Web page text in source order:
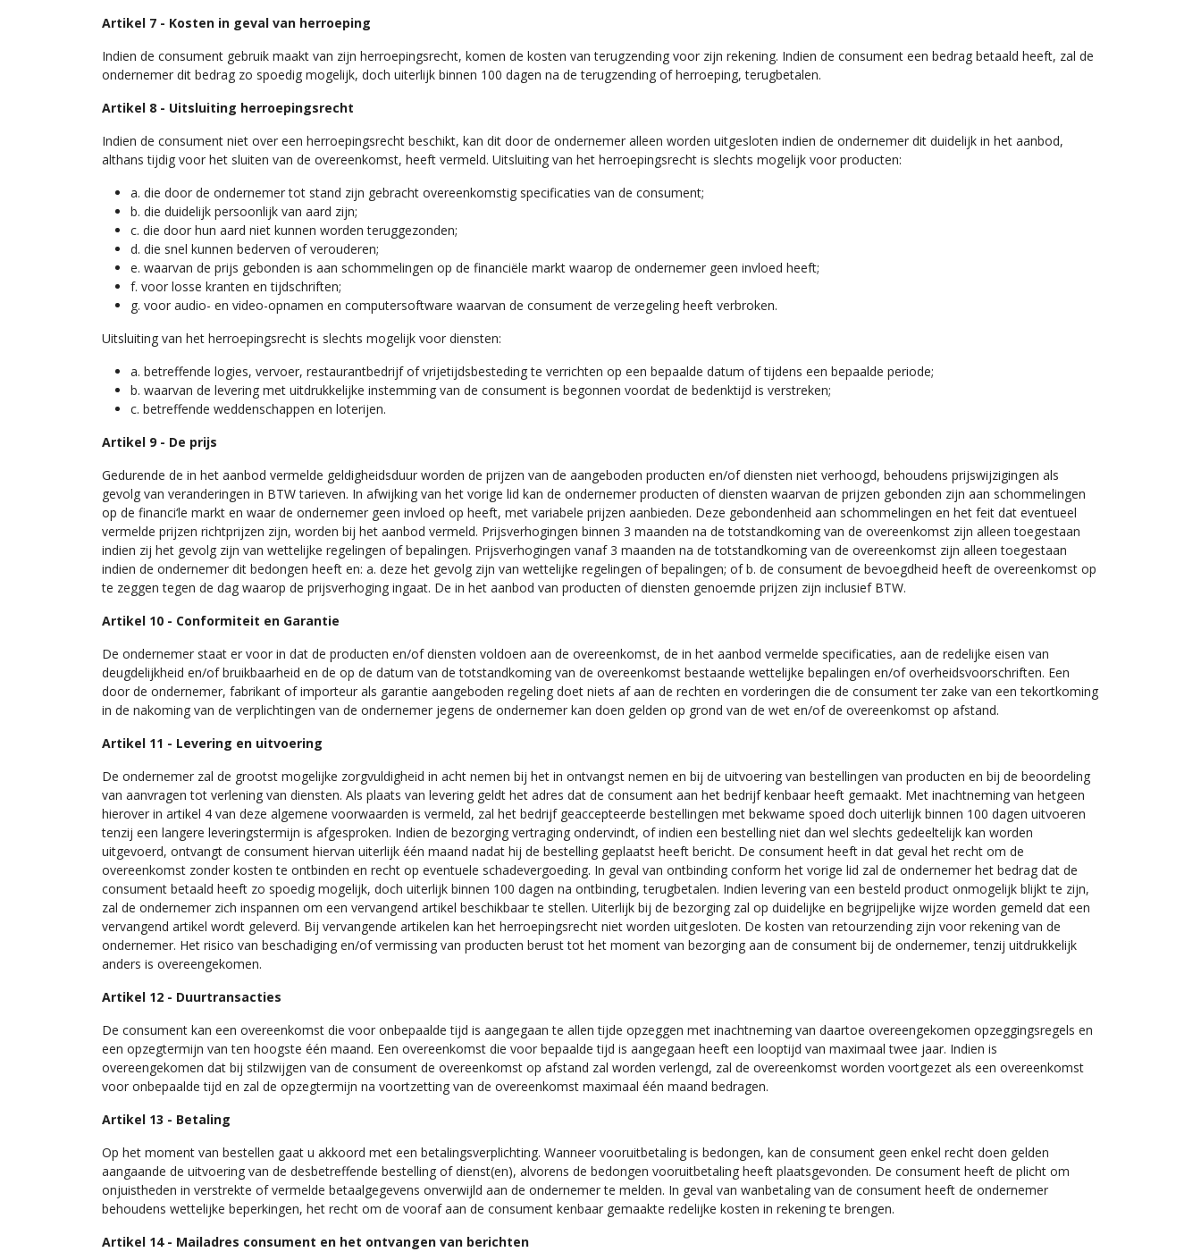
Artikel 7 - Kosten in geval van herroeping
Indien de consument gebruik maakt van zijn herroepingsrecht, komen de kosten van terugzending voor zijn rekening. Indien de consument een bedrag betaald heeft, zal de
ondernemer dit bedrag zo spoedig mogelijk, doch uiterlijk binnen 100 dagen na de terugzending of herroeping, terugbetalen.
Artikel 8 - Uitsluiting herroepingsrecht
Indien de consument niet over een herroepingsrecht beschikt, kan dit door de ondernemer alleen worden uitgesloten indien de ondernemer dit duidelijk in het aanbod,
althans tijdig voor het sluiten van de overeenkomst, heeft vermeld. Uitsluiting van het herroepingsrecht is slechts mogelijk voor producten:
a. die door de ondernemer tot stand zijn gebracht overeenkomstig specificaties van de consument;
b. die duidelijk persoonlijk van aard zijn;
c. die door hun aard niet kunnen worden teruggezonden;
d. die snel kunnen bederven of verouderen;
e. waarvan de prijs gebonden is aan schommelingen op de financiële markt waarop de ondernemer geen invloed heeft;
f. voor losse kranten en tijdschriften;
g. voor audio- en video-opnamen en computersoftware waarvan de consument de verzegeling heeft verbroken.
Uitsluiting van het herroepingsrecht is slechts mogelijk voor diensten:
a. betreffende logies, vervoer, restaurantbedrijf of vrijetijdsbesteding te verrichten op een bepaalde datum of tijdens een bepaalde periode;
b. waarvan de levering met uitdrukkelijke instemming van de consument is begonnen voordat de bedenktijd is verstreken;
c. betreffende weddenschappen en loterijen.
Artikel 9 - De prijs
Gedurende de in het aanbod vermelde geldigheidsduur worden de prijzen van de aangeboden producten en/of diensten niet verhoogd, behoudens prijswijzigingen als
gevolg van veranderingen in BTW tarieven. In afwijking van het vorige lid kan de ondernemer producten of diensten waarvan de prijzen gebonden zijn aan schommelingen
op de financi‘le markt en waar de ondernemer geen invloed op heeft, met variabele prijzen aanbieden. Deze gebondenheid aan schommelingen en het feit dat eventueel
vermelde prijzen richtprijzen zijn, worden bij het aanbod vermeld. Prijsverhogingen binnen 3 maanden na de totstandkoming van de overeenkomst zijn alleen toegestaan
indien zij het gevolg zijn van wettelijke regelingen of bepalingen. Prijsverhogingen vanaf 3 maanden na de totstandkoming van de overeenkomst zijn alleen toegestaan
indien de ondernemer dit bedongen heeft en: a. deze het gevolg zijn van wettelijke regelingen of bepalingen; of b. de consument de bevoegdheid heeft de overeenkomst op
te zeggen tegen de dag waarop de prijsverhoging ingaat. De in het aanbod van producten of diensten genoemde prijzen zijn inclusief BTW.
Artikel 10 - Conformiteit en Garantie
De ondernemer staat er voor in dat de producten en/of diensten voldoen aan de overeenkomst, de in het aanbod vermelde specificaties, aan de redelijke eisen van
deugdelijkheid en/of bruikbaarheid en de op de datum van de totstandkoming van de overeenkomst bestaande wettelijke bepalingen en/of overheidsvoorschriften. Een
door de ondernemer, fabrikant of importeur als garantie aangeboden regeling doet niets af aan de rechten en vorderingen die de consument ter zake van een tekortkoming
in de nakoming van de verplichtingen van de ondernemer jegens de ondernemer kan doen gelden op grond van de wet en/of de overeenkomst op afstand.
Artikel 11 - Levering en uitvoering
De ondernemer zal de grootst mogelijke zorgvuldigheid in acht nemen bij het in ontvangst nemen en bij de uitvoering van bestellingen van producten en bij de beoordeling
van aanvragen tot verlening van diensten. Als plaats van levering geldt het adres dat de consument aan het bedrijf kenbaar heeft gemaakt. Met inachtneming van hetgeen
hierover in artikel 4 van deze algemene voorwaarden is vermeld, zal het bedrijf geaccepteerde bestellingen met bekwame spoed doch uiterlijk binnen 100 dagen uitvoeren
tenzij een langere leveringstermijn is afgesproken. Indien de bezorging vertraging ondervindt, of indien een bestelling niet dan wel slechts gedeeltelijk kan worden
uitgevoerd, ontvangt de consument hiervan uiterlijk één maand nadat hij de bestelling geplaatst heeft bericht. De consument heeft in dat geval het recht om de
overeenkomst zonder kosten te ontbinden en recht op eventuele schadevergoeding. In geval van ontbinding conform het vorige lid zal de ondernemer het bedrag dat de
consument betaald heeft zo spoedig mogelijk, doch uiterlijk binnen 100 dagen na ontbinding, terugbetalen. Indien levering van een besteld product onmogelijk blijkt te zijn,
zal de ondernemer zich inspannen om een vervangend artikel beschikbaar te stellen. Uiterlijk bij de bezorging zal op duidelijke en begrijpelijke wijze worden gemeld dat een
vervangend artikel wordt geleverd. Bij vervangende artikelen kan het herroepingsrecht niet worden uitgesloten. De kosten van retourzending zijn voor rekening van de
ondernemer. Het risico van beschadiging en/of vermissing van producten berust tot het moment van bezorging aan de consument bij de ondernemer, tenzij uitdrukkelijk
anders is overeengekomen.
Artikel 12 - Duurtransacties
De consument kan een overeenkomst die voor onbepaalde tijd is aangegaan te allen tijde opzeggen met inachtneming van daartoe overeengekomen opzeggingsregels en
een opzegtermijn van ten hoogste één maand. Een overeenkomst die voor bepaalde tijd is aangegaan heeft een looptijd van maximaal twee jaar. Indien is
overeengekomen dat bij stilzwijgen van de consument de overeenkomst op afstand zal worden verlengd, zal de overeenkomst worden voortgezet als een overeenkomst
voor onbepaalde tijd en zal de opzegtermijn na voortzetting van de overeenkomst maximaal één maand bedragen.
Artikel 13 - Betaling
Op het moment van bestellen gaat u akkoord met een betalingsverplichting. Wanneer vooruitbetaling is bedongen, kan de consument geen enkel recht doen gelden
aangaande de uitvoering van de desbetreffende bestelling of dienst(en), alvorens de bedongen vooruitbetaling heeft plaatsgevonden. De consument heeft de plicht om
onjuistheden in verstrekte of vermelde betaalgegevens onverwijld aan de ondernemer te melden. In geval van wanbetaling van de consument heeft de ondernemer
behoudens wettelijke beperkingen, het recht om de vooraf aan de consument kenbaar gemaakte redelijke kosten in rekening te brengen.
Artikel 14 - Mailadres consument en het ontvangen van berichten